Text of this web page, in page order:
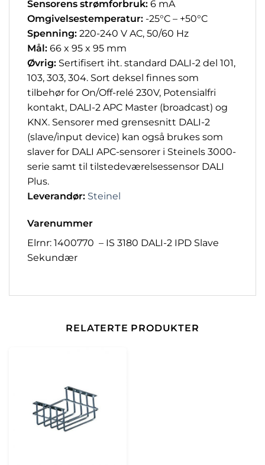
Sensorens strømforbruk: 6 mA
Omgivelsestemperatur: -25°C – +50°C
Spenning: 220-240 V AC, 50/60 Hz
Mål: 66 x 95 x 95 mm
Øvrig: Sertifisert iht. standard DALI-2 del 101,
103, 303, 304. Sort deksel finnes som
tilbehør for On/Off-relé 230V, Potensialfri
kontakt, DALI-2 APC Master (broadcast) og
KNX. Sensorer med grensesnitt DALI-2
(slave/input device) kan også brukes som
slaver for DALI APC-sensorer i Steinels 3000-
serie samt til tilstedeværelsessensor DALI
Plus.
Leverandør: Steinel
Varenummer
Elrnr: 1400770 – IS 3180 DALI-2 IPD Slave
Sekundær
RELATERTE PRODUKTER